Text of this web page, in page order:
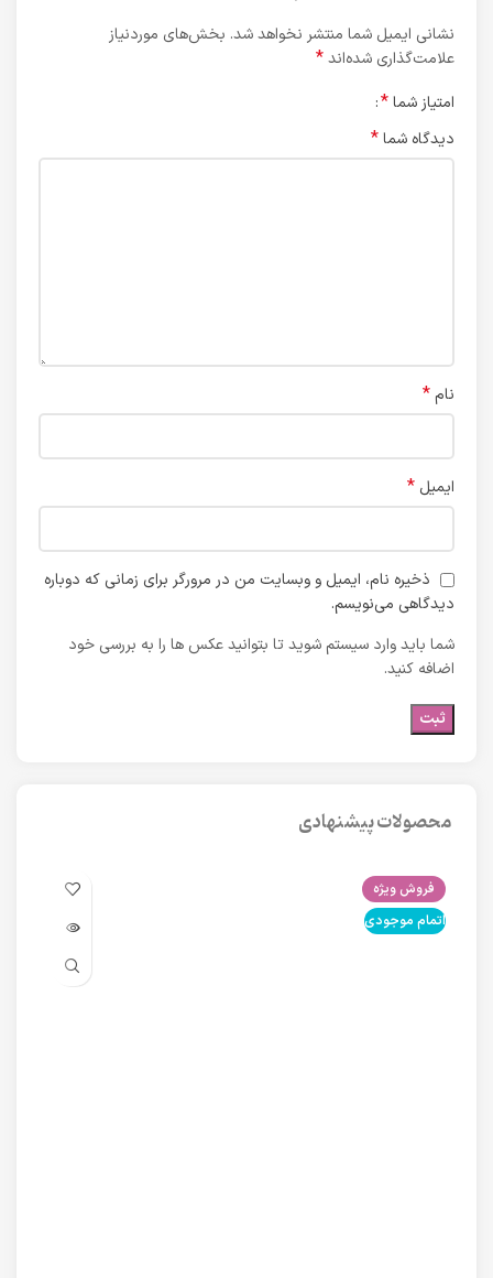
نشانی ایمیل شما منتشر نخواهد شد. بخش‌های موردنیاز
علامت‌گذاری شده‌اند*
امتیاز شما*
دیدگاه شما*
نام *
ایمیل *
ذخیره نام، ایمیل و وبسایت من در مرورگر برای زمانی که دوباره
دیدگاهی می‌نویسم.
شما باید وارد سیستم شوید تا بتوانید عکس ها را به بررسی خود
اضافه کنید.
محصولات پیشنهادی
فروش ویژه
اتمام موجودی